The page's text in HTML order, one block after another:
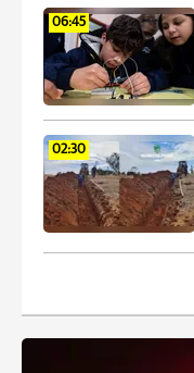
06:45
02:30